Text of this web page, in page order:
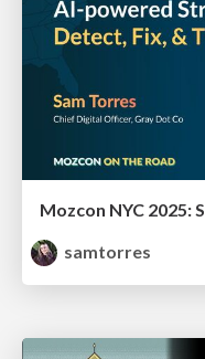
Mozcon NYC 2025:
samtorres